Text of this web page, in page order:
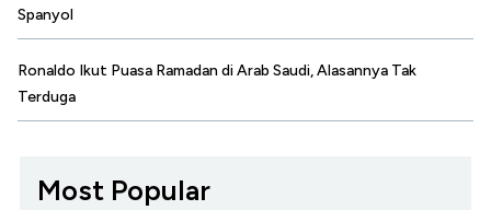
Spanyol
Ronaldo Ikut Puasa Ramadan di Arab Saudi, Alasannya Tak
Terduga
Most Popular